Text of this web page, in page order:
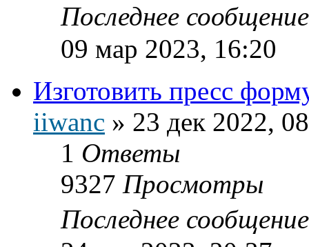
Последнее
09 мар 2023, 16:20
Изготовить пресс
iiwanc » 23 дек 2022,
1 Ответы
9327 Просмотры
Последнее